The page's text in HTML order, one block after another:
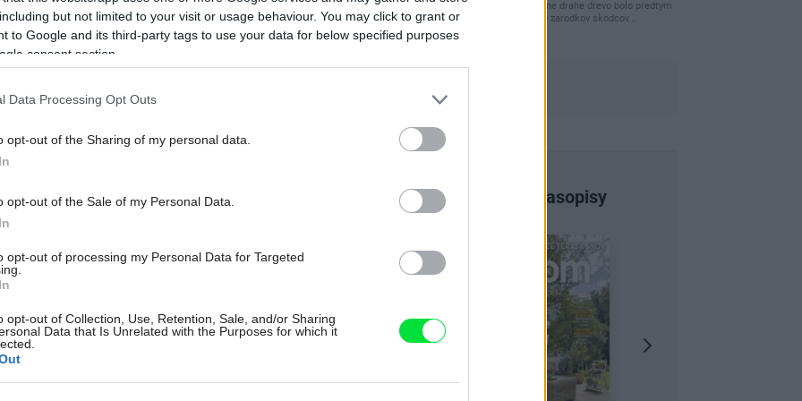
but not limited to your visit or usage behaviour. You may click to grant or
to Google and its third-party tags to use your data for below specified purposes
consent section.
Data Processing Opt Outs
opt-out of the Sharing of my personal data.
opt-out of the Sale of my Personal Data.
opt-out of processing my Personal Data for Targeted
opt-out of Collection, Use, Retention, Sale, and/or Sharing
Data that Is Unrelated with the Purposes for which it
obliečky budú hladšie a pevnejšie.
babičky
clovek by cakal ze vysusene drahe drevo bolo predtym
naparovane aby sa zbavilo zarodkov skodcov...
Najnovšie časopisy